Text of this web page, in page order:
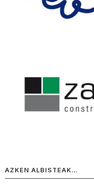
AZKEN ALBISTEAK…